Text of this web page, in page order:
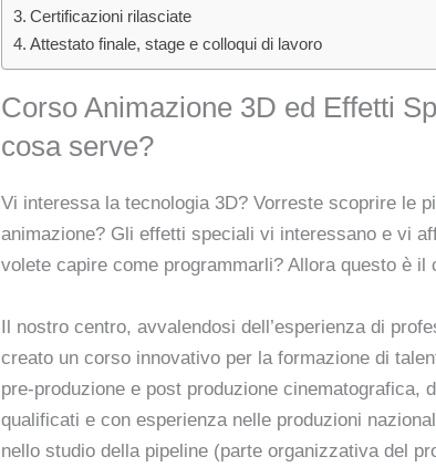
Certificazioni rilasciate
Attestato finale, stage e colloqui di lavoro
Corso Animazione 3D ed Effetti
cosa serve?
Vi interessa la tecnologia 3D? Vorreste scoprire le
animazione? Gli effetti speciali vi interessano e vi
volete capire come programmarli? Allora questo è il
Il nostro centro, avvalendosi dell’esperienza di
creato un corso innovativo per la formazione di
pre-produzione e post produzione cinematografica,
qualificati e con esperienza nelle produzioni
nello studio della pipeline (parte organizzativa del